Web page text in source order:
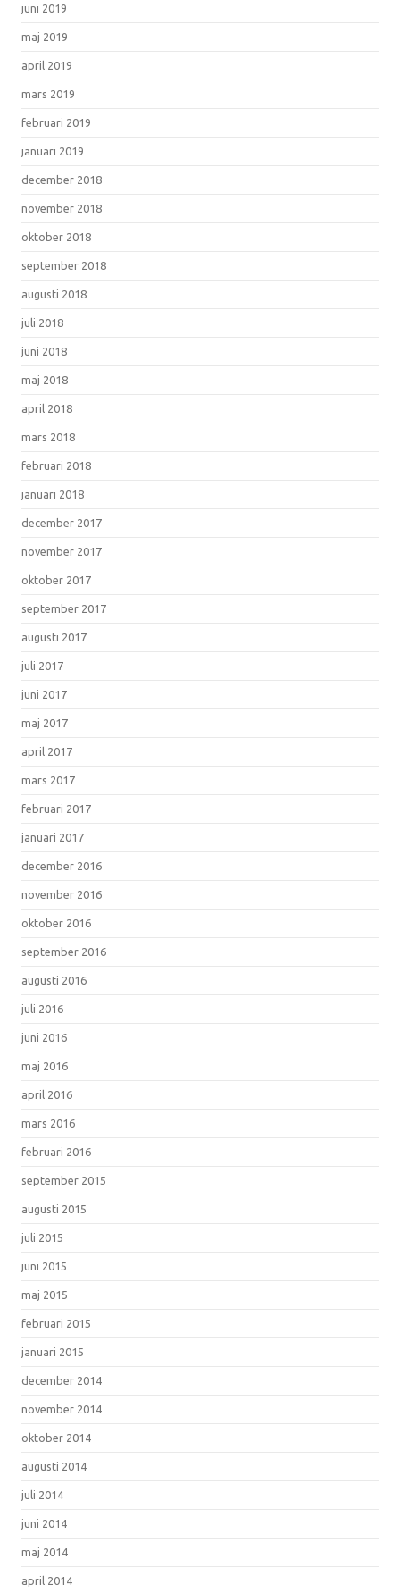
juni 2019
maj 2019
april 2019
mars 2019
februari 2019
januari 2019
december 2018
november 2018
oktober 2018
september 2018
augusti 2018
juli 2018
juni 2018
maj 2018
april 2018
mars 2018
februari 2018
januari 2018
december 2017
november 2017
oktober 2017
september 2017
augusti 2017
juli 2017
juni 2017
maj 2017
april 2017
mars 2017
februari 2017
januari 2017
december 2016
november 2016
oktober 2016
september 2016
augusti 2016
juli 2016
juni 2016
maj 2016
april 2016
mars 2016
februari 2016
september 2015
augusti 2015
juli 2015
juni 2015
maj 2015
februari 2015
januari 2015
december 2014
november 2014
oktober 2014
augusti 2014
juli 2014
juni 2014
maj 2014
april 2014